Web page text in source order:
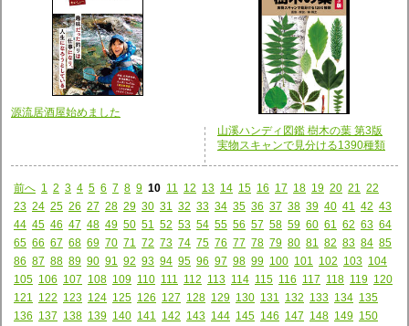
源流居酒屋始めました
山溪ハンディ図鑑 樹木の葉 第3版
実物スキャンで見分ける1390種類
前へ 1 2 3 4 5 6 7 8 9 10 11 12 13 14 15 16 17 18 19 20 21
22
23 24 25 26 27 28 29 30 31 32 33 34 35 36 37 38 39 40 41 42 43
44 45 46 47 48 49 50 51 52 53 54 55 56 57 58 59 60 61 62 63 64
65 66 67 68 69 70 71 72 73 74 75 76 77 78 79 80 81 82 83 84 85
86 87 88 89 90 91 92 93 94 95 96 97 98 99 100 101 102 103 104
105 106 107 108 109 110 111 112 113 114 115 116 117 118 119 120
121
122 123 124 125 126 127 128 129 130 131 132 133 134 135
136 137 138 139 140 141 142 143 144 145 146 147 148 149 150